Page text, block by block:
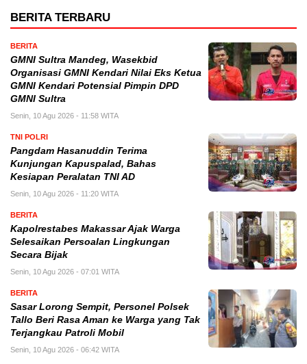
BERITA TERBARU
BERITA
GMNI Sultra Mandeg, Wasekbid
Organisasi GMNI Kendari Nilai Eks Ketua
GMNI Kendari Potensial Pimpin DPD
GMNI Sultra
Senin, 10 Agu 2026 - 11:58 WITA
TNI POLRI
Pangdam Hasanuddin Terima
Kunjungan Kapuspalad, Bahas
Kesiapan Peralatan TNI AD
Senin, 10 Agu 2026 - 11:20 WITA
BERITA
Kapolrestabes Makassar Ajak Warga
Selesaikan Persoalan Lingkungan
Secara Bijak
Senin, 10 Agu 2026 - 07:01 WITA
BERITA
Sasar Lorong Sempit, Personel Polsek
Tallo Beri Rasa Aman ke Warga yang Tak
Terjangkau Patroli Mobil
Senin, 10 Agu 2026 - 06:42 WITA